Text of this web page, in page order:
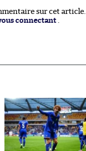
sur cet article.
connectant .